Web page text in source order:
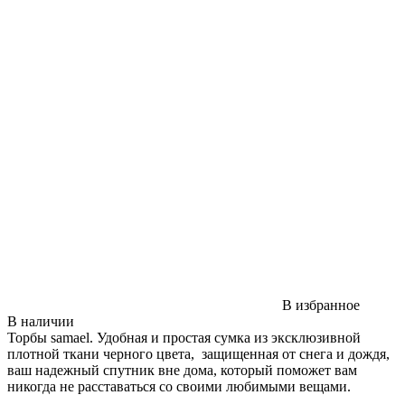
В избранное
В наличии
Торбы samael. Удобная и простая сумка из эксклюзивной
плотной ткани черного цвета, защищенная от снега и дождя,
ваш надежный спутник вне дома, который поможет вам
никогда не расставаться со своими любимыми вещами.